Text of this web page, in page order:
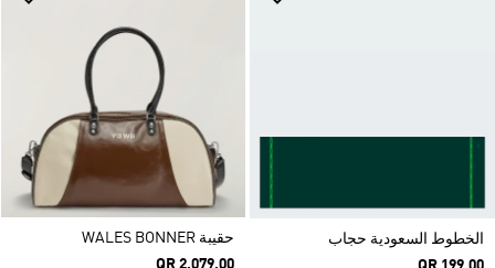
الخطوط السعودية حجاب
حقيبة WALES BONNER
QR 2,079.00